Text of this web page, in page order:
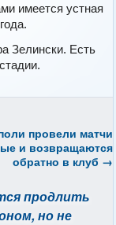
имеется устная
Зелински. Есть
провели матчи
и возвращаются
обратно в клуб →
продлить
но не